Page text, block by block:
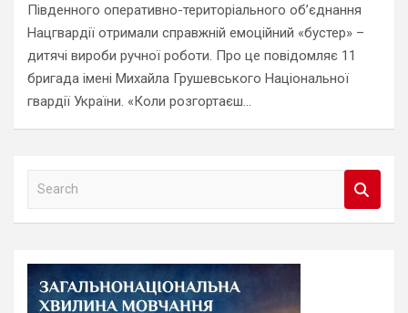
Південного оперативно-територіального об’єднання
Нацгвардії отримали справжній емоційний «бустер» –
дитячі вироби ручної роботи. Про це повідомляє 11
бригада імені Михайла Грушевського Національної
гвардії України. «Коли розгортаєш…
a